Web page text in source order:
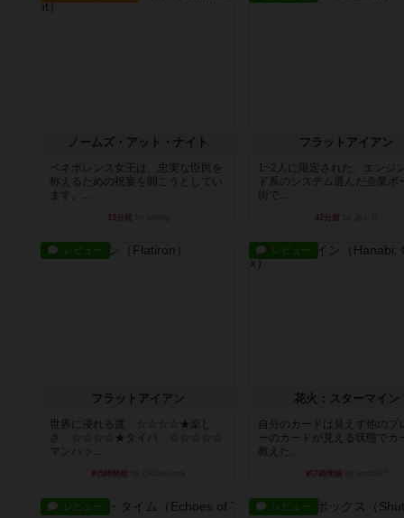
ノームズ・アット・ナイト
ベネボレンス女王は、忠実な臣民を
称えるための祝宴を開こうとしてい
ます。...
13分前
フラットアイアン
1~2人に限定された、エンジ
ド系のシステム選んだ企業ボ
街で...
42分前
レビュー
フラットアイアン
世界に浸れる度 ☆☆☆☆★楽し
さ ☆☆☆☆★タイパ ☆☆☆☆☆
マンハッ...
約5時間前
レビュー
花火：スターマイン
自分のカードは見えず他のプ
ーのカードが見える状態でカ
教えた...
約7時間前
レビュー レビュー